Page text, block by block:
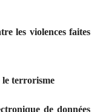
les violences faites
le terrorisme
de données